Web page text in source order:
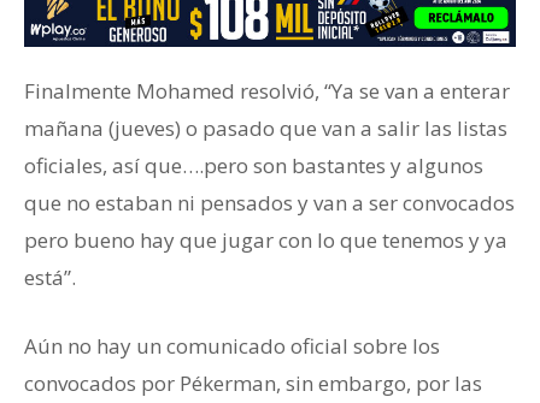
Finalmente Mohamed resolvió, “Ya se van a enterar
mañana (jueves) o pasado que van a salir las listas
oficiales, así que….pero son bastantes y algunos
que no estaban ni pensados y van a ser convocados
pero bueno hay que jugar con lo que tenemos y ya
está”.
Aún no hay un comunicado oficial sobre los
convocados por Pékerman, sin embargo, por las